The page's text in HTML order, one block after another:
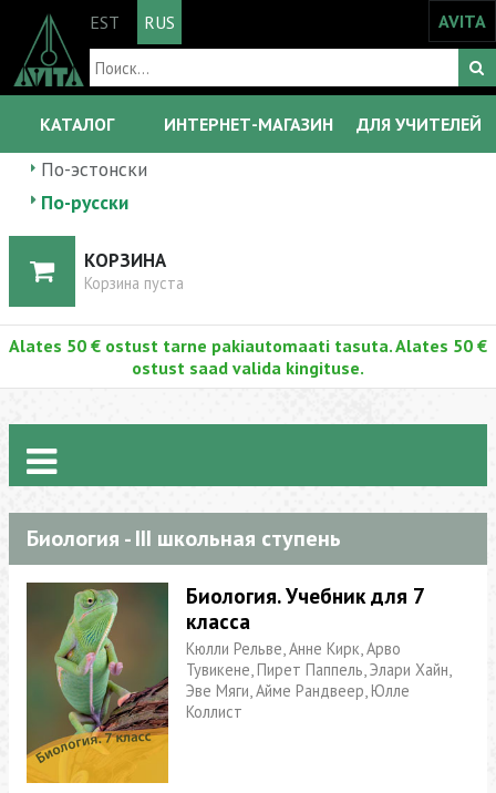
EST RUS AVITA
КАТАЛОГ ИНТЕРНЕТ-МАГАЗИН ДЛЯ УЧИТЕЛЕЙ
По-эстонски
По-русски
КОРЗИНА
Корзина пуста
Alates 50 € ostust tarne pakiautomaati tasuta. Alates 50 €
ostust saad valida kingituse.
Биология - III школьная ступень
Биология. Учебник для 7
класса
Кюлли Рельве, Анне Кирк, Арво
Тувикене, Пирет Паппель, Элари Хайн,
Эве Мяги, Айме Рандвеер, Юлле
Коллист